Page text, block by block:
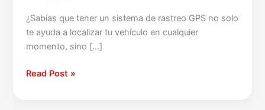
¿Sabías que tener un sistema de rastreo GPS no solo
te ayuda a localizar tu vehículo en cualquier
momento, sino […]
Read Post »